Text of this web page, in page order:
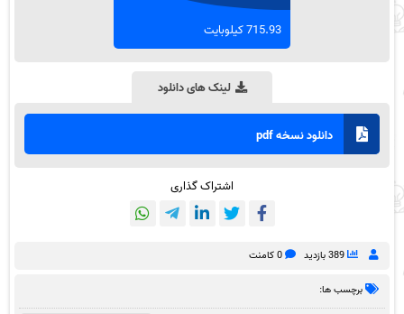
715.93 کیلوبایت
لینک های دانلود
دانلود نسخه pdf
اشتراک گذاری
389 بازدید 0 کامنت
برچسب ها: